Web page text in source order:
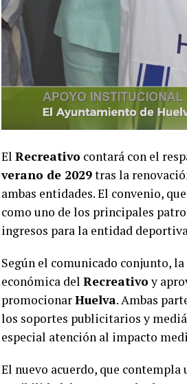
El Recreativo contará con el
verano de 2029tras la
ambas entidades. El convenio,
como uno de los principales
ingresos para la entidad
Según el comunicado conjunto,
económica del Recreativoy
promocionarHuelva. Ambas
los soportes publicitarios y
especial atención al impacto
El nuevo acuerdo, que